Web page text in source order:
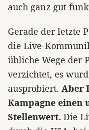
auch ganz gut
Gerade der letzte
die Live-
übliche Wege der
verzichtet, es
ausprobiert. Aber
Kampagne einen
Stellenwert. Die